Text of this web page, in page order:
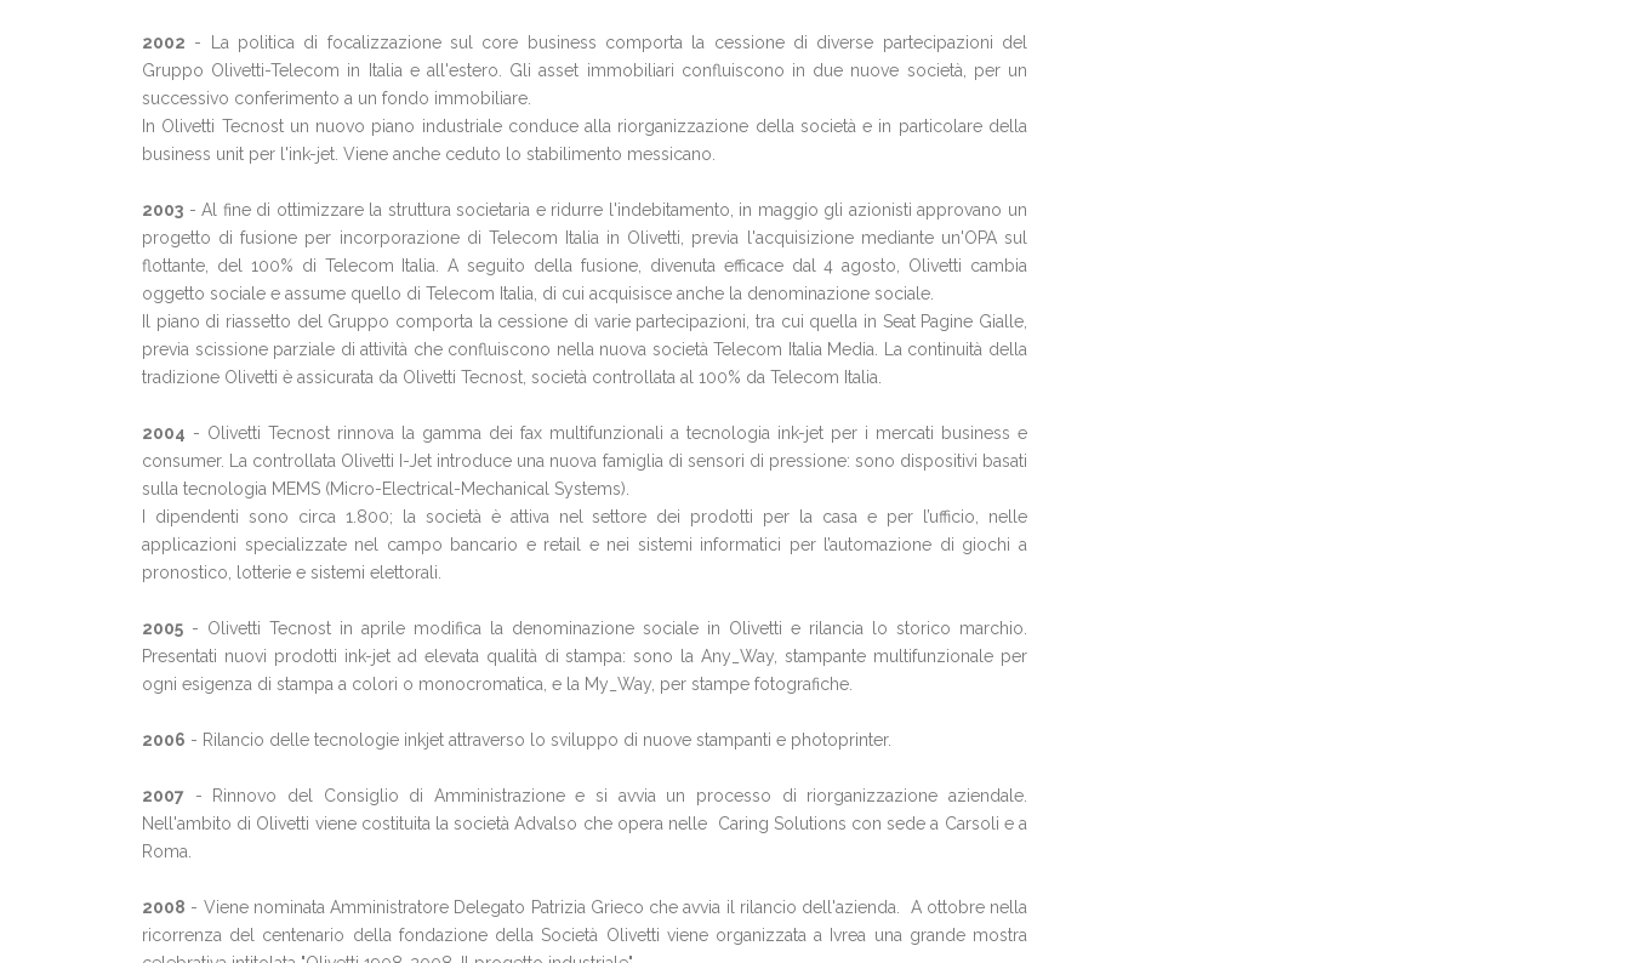
2002 - La politica di focalizzazione sul core business comporta la cessione di diverse partecipazioni del
Gruppo Olivetti-Telecom in Italia e all'estero. Gli asset immobiliari confluiscono in due nuove società, per un
successivo conferimento a un fondo immobiliare.
In Olivetti Tecnost un nuovo piano industriale conduce alla riorganizzazione della società e in particolare della
business unit per l'ink-jet. Viene anche ceduto lo stabilimento messicano.
2003 - Al fine di ottimizzare la struttura societaria e ridurre l'indebitamento, in maggio gli azionisti approvano un
progetto di fusione per incorporazione di Telecom Italia in Olivetti, previa l'acquisizione mediante un'OPA sul
flottante, del 100% di Telecom Italia. A seguito della fusione, divenuta efficace dal 4 agosto, Olivetti cambia
oggetto sociale e assume quello di Telecom Italia, di cui acquisisce anche la denominazione sociale.
Il piano di riassetto del Gruppo comporta la cessione di varie partecipazioni, tra cui quella in Seat Pagine Gialle,
previa scissione parziale di attività che confluiscono nella nuova società Telecom Italia Media. La continuità della
tradizione Olivetti è assicurata da Olivetti Tecnost, società controllata al 100% da Telecom Italia.
2004 - Olivetti Tecnost rinnova la gamma dei fax multifunzionali a tecnologia ink-jet per i mercati business e
consumer. La controllata Olivetti I-Jet introduce una nuova famiglia di sensori di pressione: sono dispositivi basati
sulla tecnologia MEMS (Micro-Electrical-Mechanical Systems).
I dipendenti sono circa 1.800; la società è attiva nel settore dei prodotti per la casa e per l’ufficio, nelle
applicazioni specializzate nel campo bancario e retail e nei sistemi informatici per l’automazione di giochi a
pronostico, lotterie e sistemi elettorali.
2005 - Olivetti Tecnost in aprile modifica la denominazione sociale in Olivetti e rilancia lo storico marchio.
Presentati nuovi prodotti ink-jet ad elevata qualità di stampa: sono la Any_Way, stampante multifunzionale per
ogni esigenza di stampa a colori o monocromatica, e la My_Way, per stampe fotografiche.
2006 - Rilancio delle tecnologie inkjet attraverso lo sviluppo di nuove stampanti e photoprinter.
2007 - Rinnovo del Consiglio di Amministrazione e si avvia un processo di riorganizzazione aziendale.
Nell'ambito di Olivetti viene costituita la società Advalso che opera nelle Caring Solutions con sede a Carsoli e a
Roma.
2008 - Viene nominata Amministratore Delegato Patrizia Grieco che avvia il rilancio dell'azienda. A ottobre nella
ricorrenza del centenario della fondazione della Società Olivetti viene organizzata a Ivrea una grande mostra